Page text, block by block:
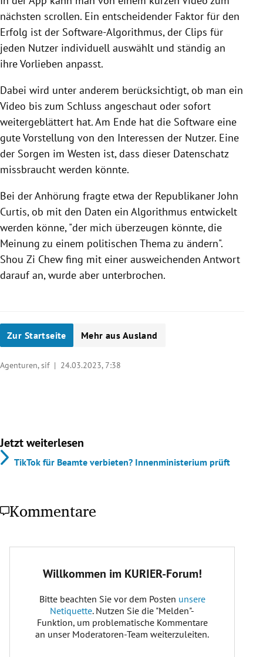
nächsten scrollen. Ein entscheidender Faktor für den
Erfolg ist der Software-Algorithmus, der Clips für
jeden Nutzer individuell auswählt und ständig an
ihre Vorlieben anpasst.
Dabei wird unter anderem berücksichtigt, ob man ein
Video bis zum Schluss angeschaut oder sofort
weitergeblättert hat. Am Ende hat die Software eine
gute Vorstellung von den Interessen der Nutzer. Eine
der Sorgen im Westen ist, dass dieser Datenschatz
missbraucht werden könnte.
Bei der Anhörung fragte etwa der Republikaner John
Curtis, ob mit den Daten ein Algorithmus entwickelt
werden könne, "der mich überzeugen könnte, die
Meinung zu einem politischen Thema zu ändern".
Shou Zi Chew fing mit einer ausweichenden Antwort
darauf an, wurde aber unterbrochen.
Zur Startseite Mehr aus Ausland
Agenturen, sif | 24.03.2023, 7:38
Jetzt weiterlesen
TikTok für Beamte verbieten? Innenministerium prüft
Kommentare